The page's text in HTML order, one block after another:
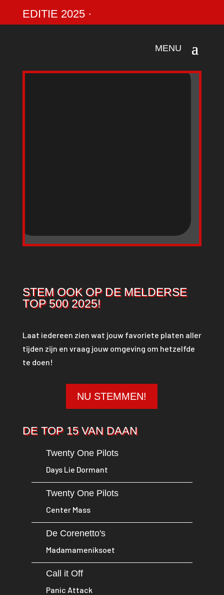
EDITIE 2025 ·
STEM OOK OP DE MELDERSE
TOP 500 2025!
Laat iedereen zien wat jouw favoriete platen aller
tijden zijn en vraag jouw omgeving om hetzelfde
te doen!
NU STEMMEN!
DE TOP 15 VAN DAAN
Twenty One Pilots
Days Lie Dormant
Twenty One Pilots
Center Mass
De Corenetto's
Madamameniksoet
Call it Off
Panic Attack